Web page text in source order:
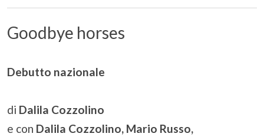
Goodbye horses
Debutto nazionale
di Dalila Cozzolino
e con Dalila Cozzolino, Mario Russo,